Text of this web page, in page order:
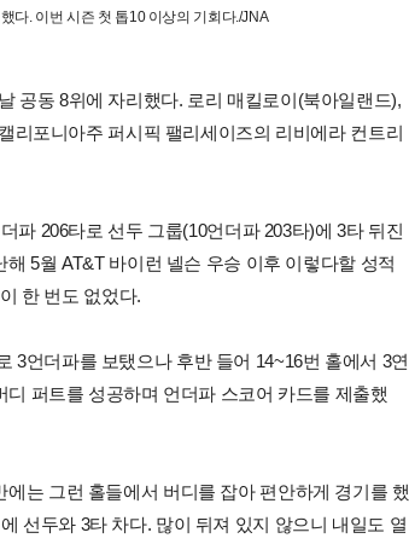
다. 이번 시즌 첫 톱10 이상의 기회다./JNA
공동 8위에 자리했다. 로리 매킬로이(북아일랜드),
리포니아주 퍼시픽 팰리세이즈의 리비에라 컨트리
파 206타로 선두 그룹(10언더파 203타)에 3타 뒤진
5월 AT&T 바이런 넬슨 우승 이후 이렇다할 성적
한 번도 없었다.
3언더파를 보탰으나 후반 들어 14~16번 홀에서 3연
퍼트를 성공하며 언더파 스코어 카드를 제출했
는 그런 홀들에서 버디를 잡아 편안하게 경기를 했
선두와 3타 차다. 많이 뒤져 있지 않으니 내일도 열